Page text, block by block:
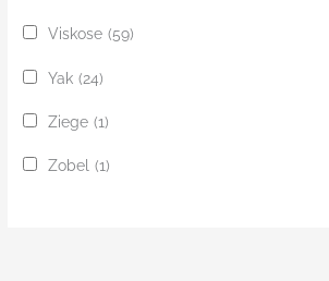
Viskose (59)
Yak (24)
Ziege (1)
Zobel (1)